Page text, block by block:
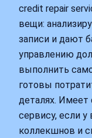
credit repair
вещи:
записи и дают
управлению
выполнить
готовы
деталях.
сервису, если
коллекшнов и